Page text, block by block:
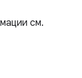
см.